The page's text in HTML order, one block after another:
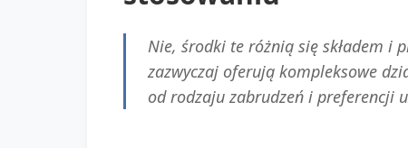
Nie, środki te różnią się składem i
zazwyczaj oferują kompleksowe
od rodzaju zabrudzeń i preferencji